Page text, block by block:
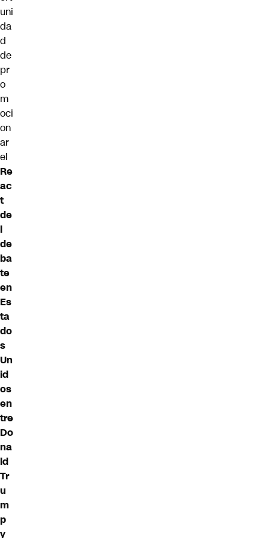
uni
da
d
de
pr
o
m
oci
on
ar
el
Re
ac
t
de
l
de
ba
te
en
Es
ta
do
s
Un
id
os
en
tre
Do
na
ld
Tr
u
m
p
y